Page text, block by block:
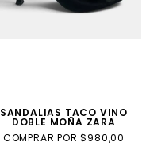
SANDALIAS TACO VINO
DOBLE MOÑA ZARA
COMPRAR POR $980,00